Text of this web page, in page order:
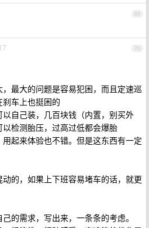
69
70
最大的问题是容易犯困，而且定速巡
车上也挺困的
自己装，几百块钱（内置，别买外
检测胎压，过高过低都会爆胎
起来体验也不错。但是这东西有一定
的，如果上下班容易堵车的话，就更
的需求，写出来，一条条的考虑。